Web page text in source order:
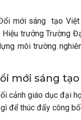
mới sáng tạo
trưởng Trường
môi trường
mới sáng
cảnh giáo dục đại
để thúc đẩy công